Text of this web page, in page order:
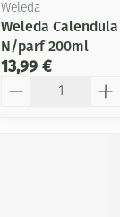
Weleda
Weleda
N/parf 200ml
13,99 €